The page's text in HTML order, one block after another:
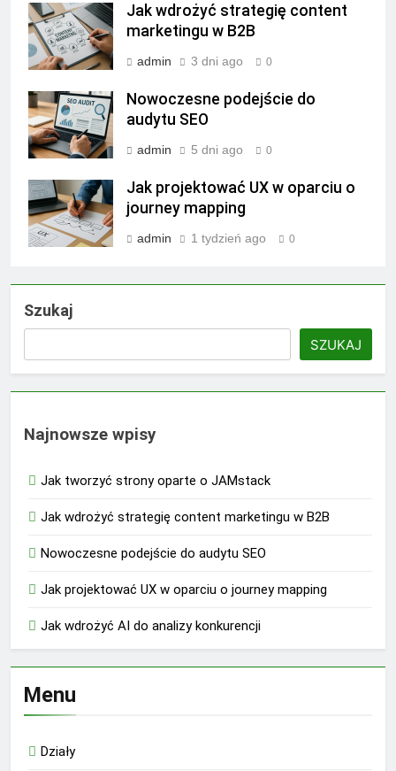
Jak wdrożyć strategię content
marketingu w B2B
admin 3 dni ago 0
Nowoczesne podejście do
audytu SEO
admin 5 dni ago 0
Jak projektować UX w oparciu o
journey mapping
admin 1 tydzień ago 0
Szukaj
SZUKAJ
Najnowsze wpisy
Jak tworzyć strony oparte o JAMstack
Jak wdrożyć strategię content marketingu w B2B
Nowoczesne podejście do audytu SEO
Jak projektować UX w oparciu o journey mapping
Jak wdrożyć AI do analizy konkurencji
Menu
Działy